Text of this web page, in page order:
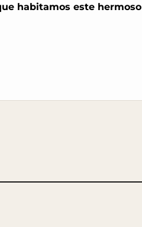
habitamos este hermoso